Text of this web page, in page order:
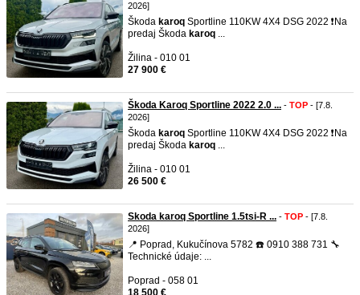
2026]
Škoda karoq Sportline 110KW 4X4 DSG 2022 ❗️Na
predaj Škoda karoq ...
Žilina - 010 01
27 900 €
Škoda Karoq Sportline 2022 2.0 ... - TOP - [7.8.
2026]
Škoda karoq Sportline 110KW 4X4 DSG 2022 ❗️Na
predaj Škoda karoq ...
Žilina - 010 01
26 500 €
Skoda karoq Sportline 1.5tsi-R ... - TOP - [7.8.
2026]
📍 Poprad, Kukučínova 5782 ☎️ 0910 388 731 🔧
Technické údaje: ...
Poprad - 058 01
18 500 €